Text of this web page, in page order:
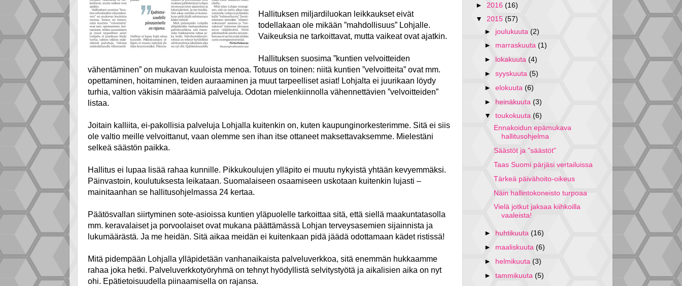
Hallituksen miljardiluokan leikkaukset eivät
todellakaan ole mikään ”mahdollisuus” Lohjalle.
Vaikeuksia ne tarkoittavat, mutta vaikeat ovat ajatkin.
Hallituksen suosima ”kuntien velvoitteiden
vähentäminen” on mukavan kuuloista menoa. Totuus on toinen: niitä kuntien ”velvoitteita” ovat mm.
opettaminen, hoitaminen, teiden auraaminen ja muut tarpeelliset asiat! Lohjalta ei juurikaan löydy
turhia, valtion väkisin määräämiä palveluja. Odotan mielenkiinnolla vähennettävien ”velvoitteiden”
listaa.
Joitain kalliita, ei-pakollisia palveluja Lohjalla kuitenkin on, kuten kaupunginorkesterimme. Sitä ei siis
ole valtio meille velvoittanut, vaan olemme sen ihan itse ottaneet maksettavaksemme. Mielestäni
selkeä säästön paikka.
Hallitus ei lupaa lisää rahaa kunnille. Pikkukoulujen ylläpito ei muutu nykyistä yhtään kevyemmäksi.
Päinvastoin, koulutuksesta leikataan. Suomalaiseen osaamiseen uskotaan kuitenkin lujasti –
mainitaanhan se hallitusohjelmassa 24 kertaa.
Päätösvallan siirtyminen sote-asioissa kuntien yläpuolelle tarkoittaa sitä, että siellä maakuntatasolla
mm. keravalaiset ja porvoolaiset ovat mukana päättämässä Lohjan terveysasemien sijainnista ja
lukumäärästä. Ja me heidän. Sitä aikaa meidän ei kuitenkaan pidä jäädä odottamaan kädet ristissä!
Mitä pidempään Lohjalla ylläpidetään vanhanaikaista palveluverkkoa, sitä enemmän hukkaamme
rahaa joka hetki. Palveluverkkotyöryhmä on tehnyt hyödyllistä selvitystyötä ja aikalisien aika on nyt
ohi. Epätietoisuudella piinaamisella on rajansa.
► 2016 (16)
▼ 2015 (57)
► joulukuuta(2)
► marraskuuta(1)
► lokakuuta(4)
►syyskuuta(5)
►elokuuta(6)
► heinäkuuta(3)
▼toukokuuta(6)
Ennakoidun epämukava
hallitusohjelma
Säästöt ja "säästöt"
Taas Suomi pärjäsi vertailuissa
Tärkeä päivähoito-oikeus
Näin hallintokoneisto turpoaa
Vielä jotkut jaksaa kiihkoilla
vaaleista!
► huhtikuuta(16)
► maaliskuuta(6)
► helmikuuta(3)
►tammikuuta(5)